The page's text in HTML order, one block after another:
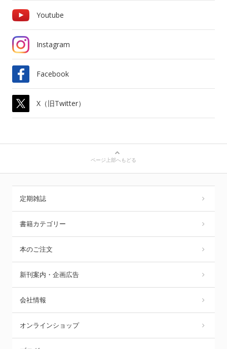
Youtube
Instagram
Facebook
X（旧Twitter）
ページ上部へもどる
定期雑誌
書籍カテゴリー
本のご注文
新刊案内・企画広告
会社情報
オンラインショップ